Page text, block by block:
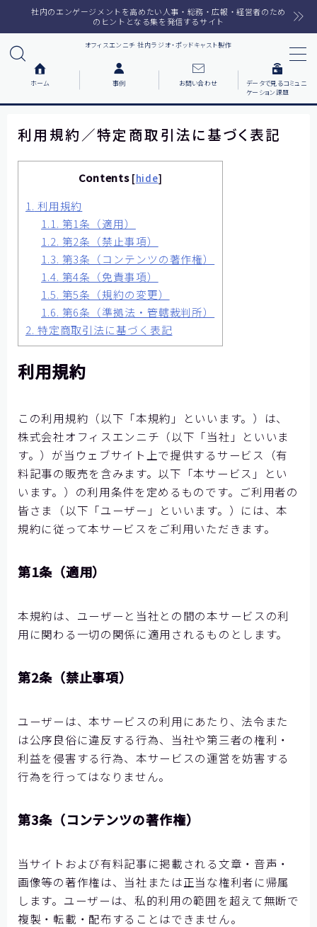
社内のエンゲージメントを高めたい人事・総務・広報・経営者のため
のヒントとなる集を発信するサイト
オフィスエンニチ 社内ラジオ・ポッドキャスト製作
MENU
ラジオメルマガ
サービス一覧
番組で紹介した音楽
事例について知りたい
各社の動機をまとめました
お客様の声をまとめました
【神戸製鋼所様】
【住友ゴム工業様②】
【大阪ガスビジネスクリエイト様】
【株式会社リゲッタ様】
コミュニケーションの課題をデータで見る
メディア掲載
記事を探す
ホーム 事例 お問い合わせ
データで見るコミュニ
ケーション課題
利用規約／特定商取引法に基づく表記
Contents [hide]
1. 利用規約
1.1. 第1条（適用）
1.2. 第2条（禁止事項）
1.3. 第3条（コンテンツの著作権）
1.4. 第4条（免責事項）
1.5. 第5条（規約の変更）
1.6. 第6条（準拠法・管轄裁判所）
2. 特定商取引法に基づく表記
利用規約
この利用規約（以下「本規約」といいます。）は、
株式会社オフィスエンニチ（以下「当社」といいま
す。）が当ウェブサイト上で提供するサービス（有
料記事の販売を含みます。以下「本サービス」とい
います。）の利用条件を定めるものです。ご利用者の
皆さま（以下「ユーザー」といいます。）には、本
規約に従って本サービスをご利用いただきます。
第1条（適用）
本規約は、ユーザーと当社との間の本サービスの利
用に関わる一切の関係に適用されるものとします。
第2条（禁止事項）
ユーザーは、本サービスの利用にあたり、法令また
は公序良俗に違反する行為、当社や第三者の権利・
利益を侵害する行為、本サービスの運営を妨害する
行為を行ってはなりません。
第3条（コンテンツの著作権）
当サイトおよび有料記事に掲載される文章・音声・
画像等の著作権は、当社または正当な権利者に帰属
します。ユーザーは、私的利用の範囲を超えて無断で
複製・転載・配布することはできません。